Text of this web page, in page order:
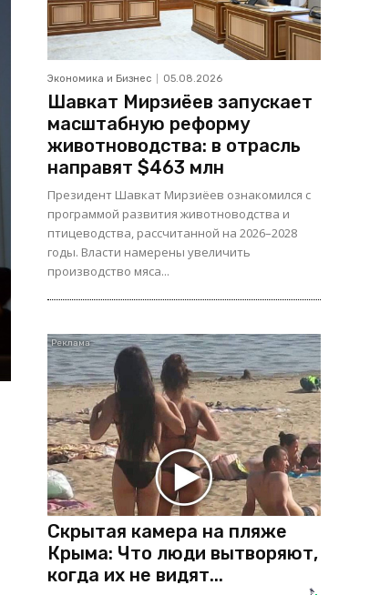
Экономика и Бизнес 05.08.2026
Шавкат Мирзиёев запускает
масштабную реформу
животноводства: в отрасль
направят $463 млн
Президент Шавкат Мирзиёев ознакомился с
программой развития животноводства и
птицеводства, рассчитанной на 2026–2028
годы. Власти намерены увеличить
производство мяса...
Скрытая камера на пляже
Крыма: Что люди вытворяют,
когда их не видят...